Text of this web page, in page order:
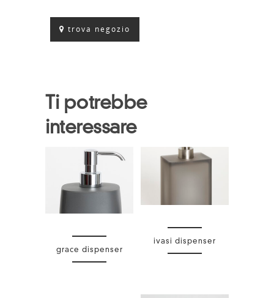
trova negozio
Ti potrebbe
interessare
grace dispenser
ivasi dispenser